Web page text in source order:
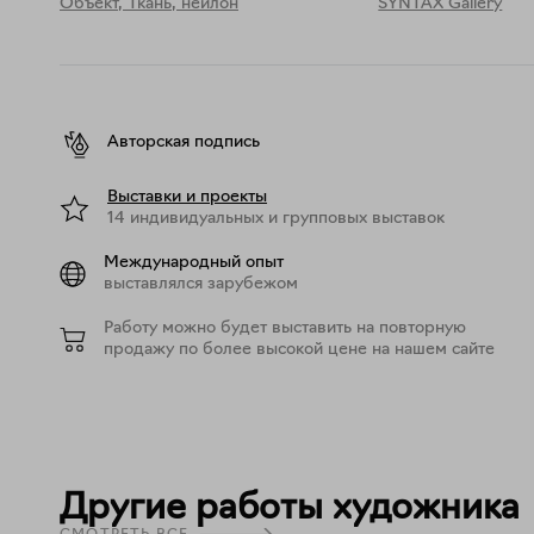
Василиса Палянина не призывает нас
Объект, Ткань, нейлон
SYNTAX Gallery
Авторская подпись
Выставки и проекты
14 индивидуальных и групповых выставок
Международный опыт
выставлялся зарубежом
Работу можно будет выставить на повторную
продажу по более высокой цене на нашем сайте
Другие работы художника